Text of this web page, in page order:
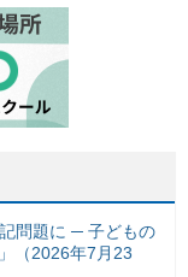
問題に ─ 子どもの
（2026年7月23